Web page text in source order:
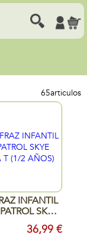
65articulos
INFANTIL
SKYE
T (1/2
AÑOS)36,99 €